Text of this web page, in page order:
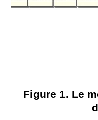
Figure 1. Le